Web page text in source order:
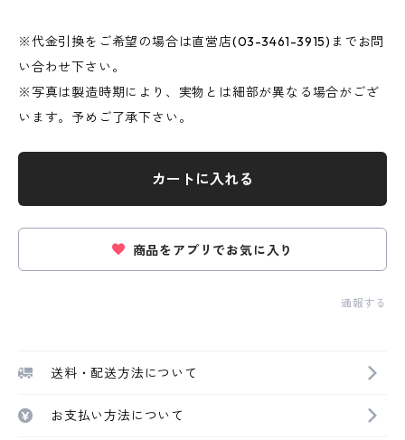
※代金引換をご希望の場合は直営店(03-3461-3915)までお問
い合わせ下さい。
※写真は製造時期により、実物とは細部が異なる場合がござ
います。予めご了承下さい。
カートに入れる
商品をアプリでお気に入り
通報する
送料・配送方法について
お支払い方法について